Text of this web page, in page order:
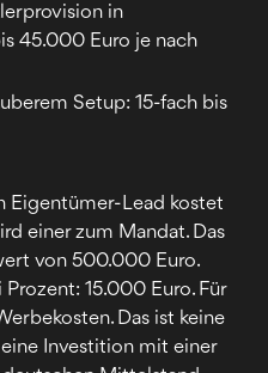
in
45.000 Euro je nach
Setup: 15-fach bis
Eigentümer-Lead kostet
einer zum Mandat. Das
von 500.000 Euro.
15.000 Euro. Für
Das ist keine
Investition mit einer